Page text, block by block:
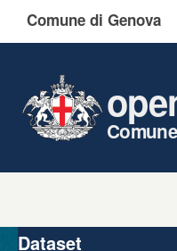
Comune di Genova
Organizzazioni
Dataset